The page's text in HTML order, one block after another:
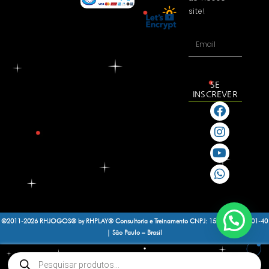
site!
SE
INSCREVER
©2011-2026 RHJOGOS® by RHPLAY® Consultoria e Treinamento CNPJ: 15.188.464/0001-40
| São Paulo – Brasil